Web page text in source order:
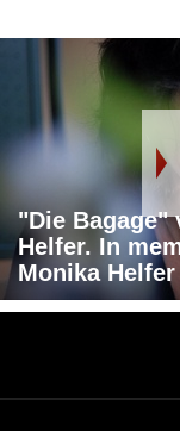
"Die Bagage"
Helfer. In
Monika Helfer